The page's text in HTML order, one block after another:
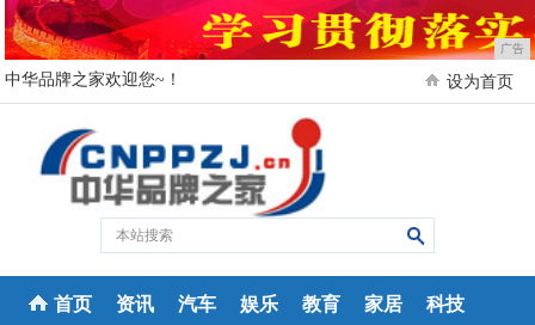
广告
中华品牌之家欢迎您~！ 设为首页
首页 资讯 汽车 娱乐 教育 家居 科技